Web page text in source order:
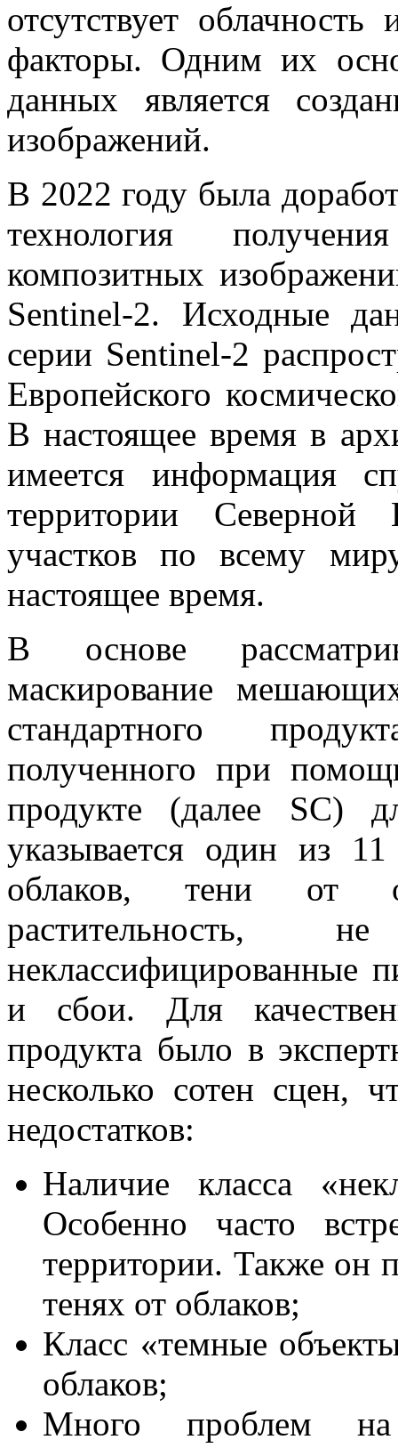
отсутствует
факторы. Одним их
данных является
изображений.
В 2022 году была
технология
композитных
Sentinel-2. Исходные
серии Sentinel-2
Европейского
В настоящее время в
имеется информация
территории
участков по всему
настоящее время.
В основе
маскирование
стандартного
полученного при
продукте (далее SC)
указывается один из
облаков, тени от
растительность,
неклассифицированные
и сбои. Для
продукта было в
несколько сотен сцен,
недостатков:
Наличие класса
Особенно часто
территории. Также он
тенях от облаков;
Класс «темные
облаков;
Много проблем на